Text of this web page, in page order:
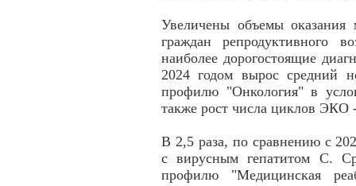
Увеличены объемы
граждан репродуктивного
наиболее дорогостоящие
2024 годом вырос средний
профилю "Онкология" в
также рост числа циклов ЭКО
В 2,5 раза, по сравнению с
с вирусным гепатитом С.
профилю "Медицинская